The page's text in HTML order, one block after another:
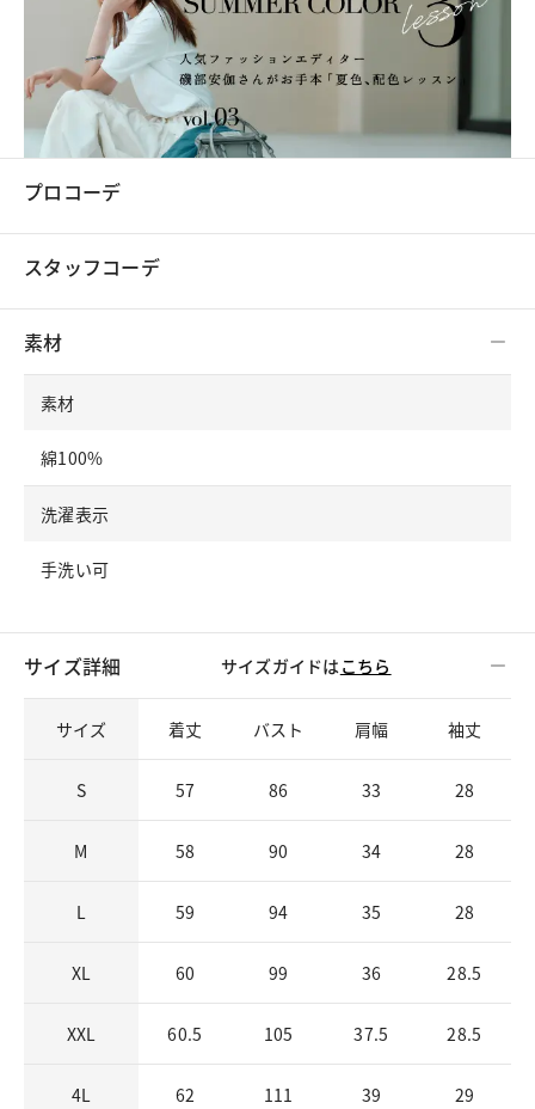
プロコーデ
スタッフコーデ
素材
素材
綿100%
洗濯表示
手洗い可
サイズ詳細 サイズガイドは こちら
サイズ 着丈 バスト 肩幅 袖丈
S 57 86 33 28
M 58 90 34 28
L 59 94 35 28
XL 60 99 36 28.5
XXL 60.5 105 37.5 28.5
4L 62 111 39 29